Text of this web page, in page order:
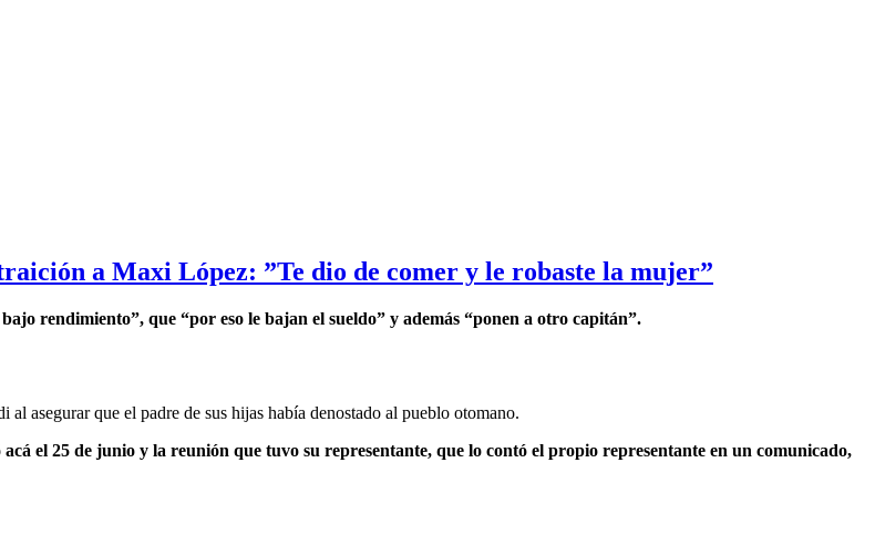
a Maxi López: ”Te dio de comer y le robaste la mujer”
rendimiento”, que “por eso le bajan el sueldo” y además “ponen a otro capitán”.
asegurar que el padre de sus hijas había denostado al pueblo otomano.
acá el 25 de junio y la reunión que tuvo su representante, que lo contó el propio representante en un comunicado,